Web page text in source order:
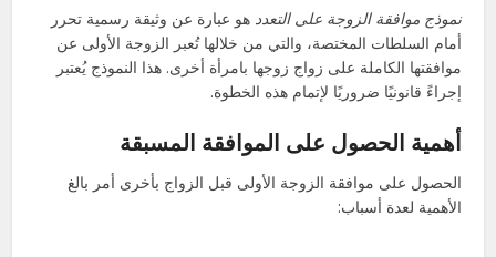
نموذج موافقة الزوجة على التعدد هو عبارة عن وثيقة رسمية تحرر
أمام السلطات المختصة، والتي من خلالها تُعبر الزوجة الأولى عن
موافقتها الكاملة على زواج زوجها بامرأة أخرى. هذا النموذج يُعتبر
إجراءً قانونيًا ضروريًا لإتمام هذه الخطوة.
أهمية الحصول على الموافقة المسبقة
الحصول على موافقة الزوجة الأولى قبل الزواج بأخرى أمر بالغ
الأهمية لعدة أسباب: